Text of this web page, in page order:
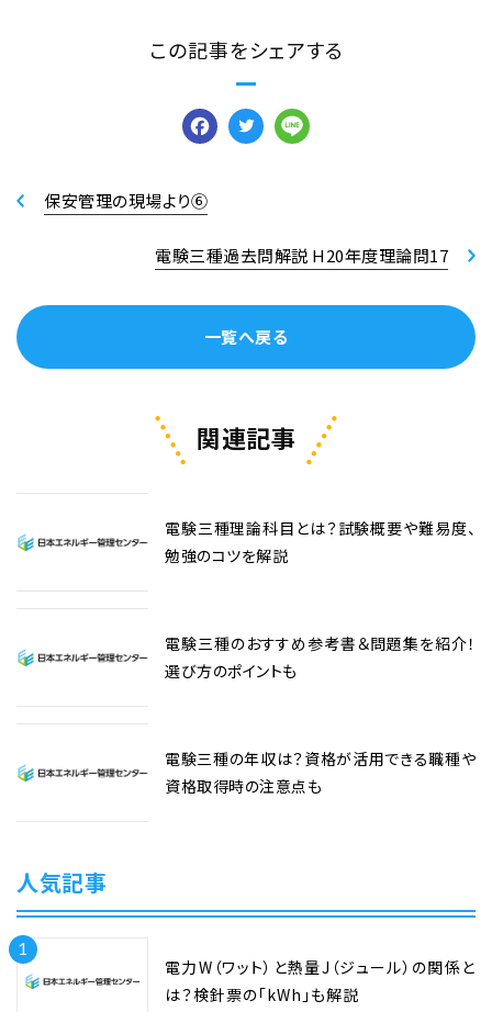
この記事をシェアする
Facebook
Twitter
保安管理の現場より⑥
一覧へ戻る
電験三種過去問解説 H20年度理論問17
関連記事
電験三種理論科目とは？試験概要や難易度、
勉強のコツを解説
電験三種のおすすめ参考書＆問題集を紹介！
選び方のポイントも
電験三種の年収は？資格が活用できる職種や
資格取得時の注意点も
人気記事
1
電力W（ワット）と熱量J（ジュール）の関係と
は？検針票の「kWh」も解説